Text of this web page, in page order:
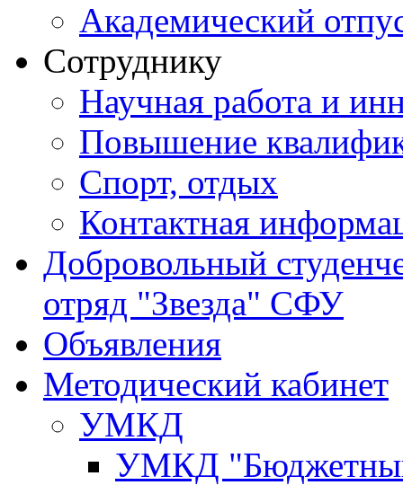
Академический
Сотруднику
Научная работа и
Повышение
Спорт, отдых
Контактная
Добровольный
отряд "Звезда" СФУ
Объявления
Методический кабинет
УМКД
УМКД "Бюджетный